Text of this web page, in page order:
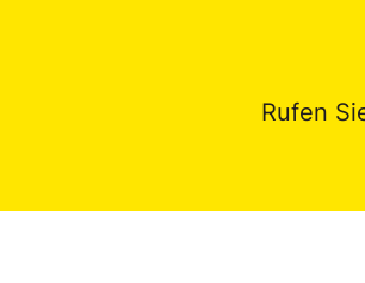
Rufen